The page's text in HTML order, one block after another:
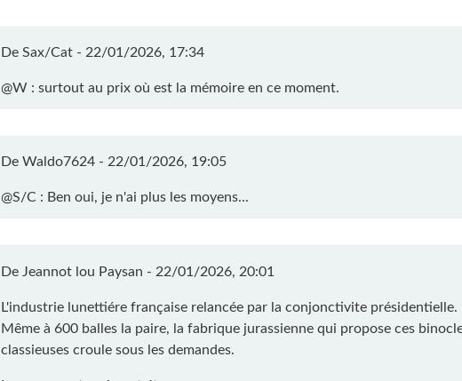
De Sax/Cat - 22/01/2026, 17:34
@W : surtout au prix où est la mémoire en ce moment.
De Waldo7624 - 22/01/2026, 19:05
@S/C : Ben oui, je n'ai plus les moyens...
De Jeannot lou Paysan - 22/01/2026, 20:01
L'industrie lunettiére française relancée par la conjonctivite présidentielle.
Même à 600 balles la paire, la fabrique jurassienne qui propose ces
classieuses croule sous les demandes.